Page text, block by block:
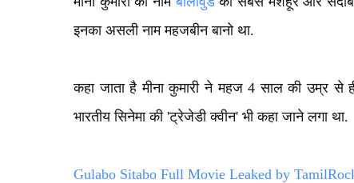
इनका असली नाम महजबीन बानो था.
कहा जाता है मीना कुमारी ने महज 4 साल की उम्र से
भारतीय सिनेमा की 'ट्रेजेडी क्वीन' भी कहा जाने लगा था.
Gulabo Sitabo Full Movie Leaked by